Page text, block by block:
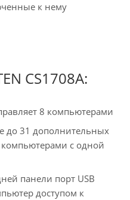
к нему
CS1708A:
8 компьютерами
до 31 дополнительных
с одной
панели порт USB
доступом к